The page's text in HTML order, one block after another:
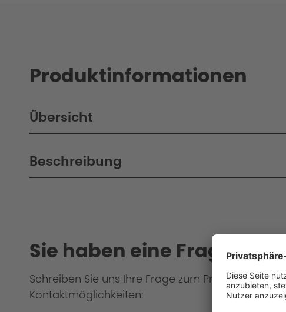
Produktinformationen
Übersicht
Beschreibung
Sie haben eine Frage?
Schreiben Sie uns Ihre Frage zum Produkt oder
Kontaktmöglichkeiten: